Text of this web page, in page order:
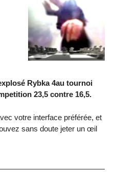
Rybka 4au tournoi
23,5 contre 16,5.
votre interface préférée, et
sans doute jeter un œil